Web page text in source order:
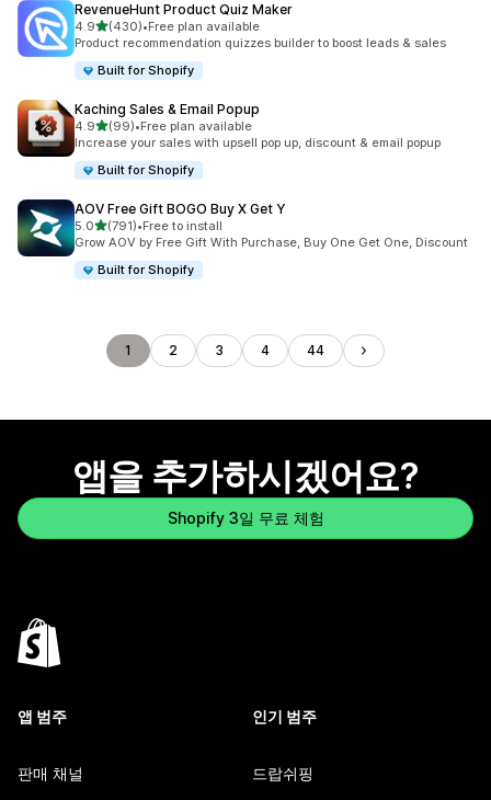
RevenueHunt Product Quiz Maker
4.9별 5개 중
(430)
총 리뷰 430개
•Free plan available
Product recommendation quizzes builder to boost leads & sales
Built for Shopify
Kaching Sales & Email Popup
4.9별 5개 중
(99)
총 리뷰 99개
•Free plan available
Increase your sales with upsell pop up, discount & email popup
Built for Shopify
AOV Free Gift BOGO Buy X Get Y
5.0별 5개 중
(791)
총 리뷰 791개
•Free to install
Grow AOV by Free Gift With Purchase, Buy One Get One, Discount
Built for Shopify
1 2 3 4 44
앱을 추가하시겠어요?
Shopify 3일 무료 체험
앱 범주
판매 채널
인기 범주
드랍쉬핑